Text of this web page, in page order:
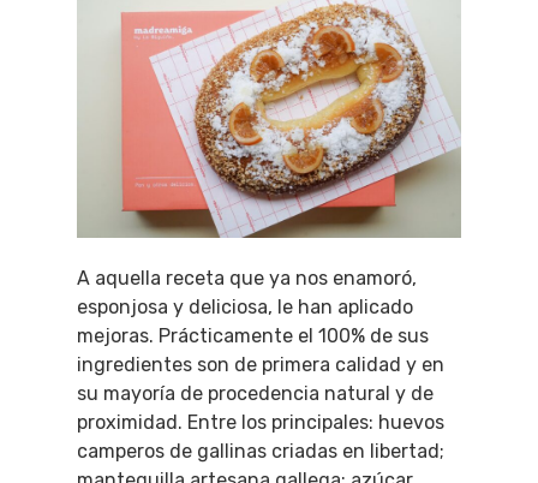
A aquella receta que ya nos enamoró,
esponjosa y deliciosa, le han aplicado
mejoras. Prácticamente el 100% de sus
ingredientes son de primera calidad y en
su mayoría de procedencia natural y de
proximidad. Entre los principales: huevos
camperos de gallinas criadas en libertad;